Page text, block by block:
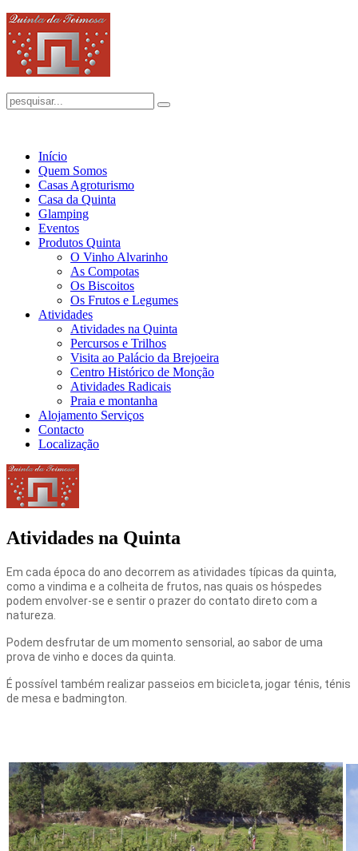
Início
Quem Somos
Casas Agroturismo
Casa da Quinta
Glamping
Eventos
Produtos Quinta
O Vinho Alvarinho
As Compotas
Os Biscoitos
Os Frutos e Legumes
Atividades
Atividades na Quinta
Percursos e Trilhos
Visita ao Palácio da Brejoeira
Centro Histórico de Monção
Atividades Radicais
Praia e montanha
Alojamento Serviços
Contacto
Localização
Atividades na Quinta
Em cada época do ano decorrem as atividades típicas da quinta,
como a vindima e a colheita de frutos, nas quais os hóspedes
podem envolver-se e sentir o prazer do contato direto com a
natureza.
Podem desfrutar de um momento sensorial, ao sabor de uma
prova de vinho e doces da quinta.
É possível também realizar passeios em bicicleta, jogar ténis, ténis
de mesa e badmington.